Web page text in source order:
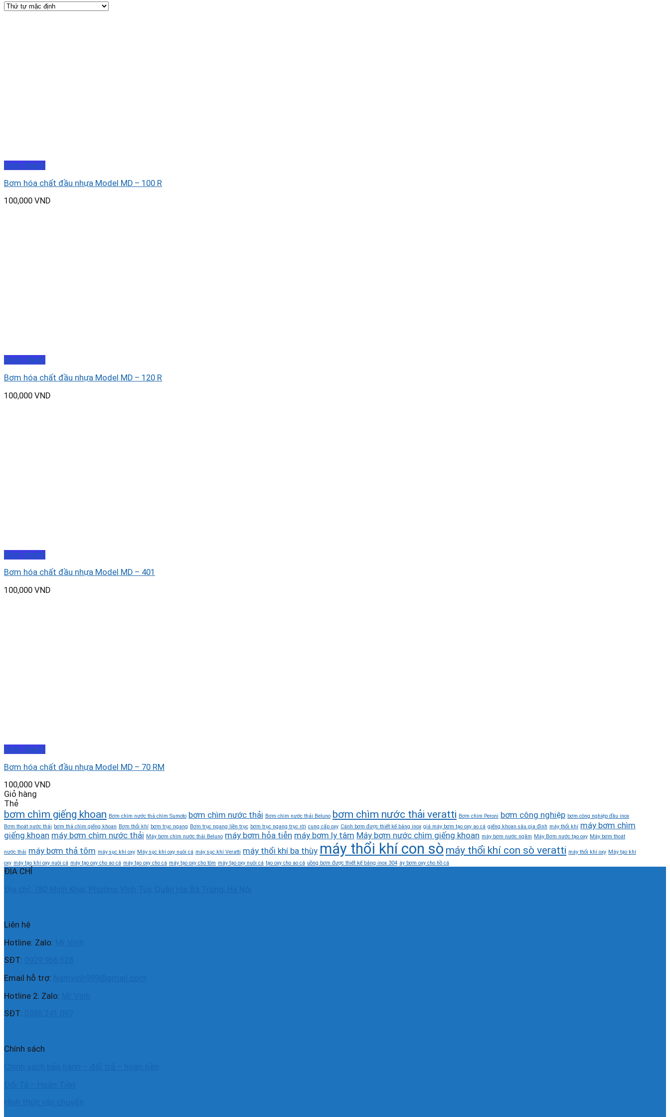
Xem nhanh
Bơm hóa chất đầu nhựa Model MD – 100 R
100,000 VND
Xem nhanh
Bơm hóa chất đầu nhựa Model MD – 120 R
100,000 VND
Xem nhanh
Bơm hóa chất đầu nhựa Model MD – 401
100,000 VND
Xem nhanh
Bơm hóa chất đầu nhựa Model MD – 70 RM
100,000 VND
Giỏ hàng
Thẻ
bơm chìm giếng khoan Bơm chìm nước thả chìm Sumoto bơm chìm nước thải Bơm chìm nước thải Beluno bơm chìm nước thải veratti Bơm chìm Peroni bơm công nghiệp bơm công nghiệp đầu inox
Bơm thoát nước thải bơm thả chìm giếng khoan Bơm thổi khí bơm trục ngang Bơm trục ngang liền trục bơm trục ngang trục rời cung cấp oxy Cánh bơm được thiết kế bằng inox giá máy bơm tạo oxy ao cá giếng khoan sâu gia đình máy thổi khí máy bơm chìm
giếng khoan máy bơm chìm nước thải Máy bơm chìm nước thải Beluno máy bơm hỏa tiễn máy bơm ly tâm Máy bơm nước chìm giếng khoan máy bơm nước ngầm Máy Bơm nước tạo oxy Máy bơm thoát
nước thải máy bơm thả tõm máy sục khí oxy Máy sục khí oxy nuôi cá máy sục khí Veratti máy thổi khí ba thùy máy thổi khí con sò máy thổi khí con sò veratti máy thổi khí oxy Máy tạo khí
oxy máy tạo khí oxy nuôi cá máy tạo oxy cho ao cá máy tạo oxy cho cá máy tạo oxy cho tôm máy tạo oxy nuôi cá tạo oxy cho ao cá uồng bơm được thiết kế bằng inox 304 áy bơm oxy cho hồ cá
ĐỊA CHỈ
Liên hệ
Hotline: Zalo:
SĐT:
Email hỗ trợ:
Hotline 2: Zalo:
SĐT:
Chính sách